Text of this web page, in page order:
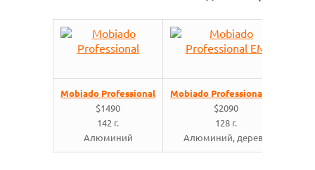
Mobiado Professional
$1490
142 г.
Алюминий
Mobiado Professional EM
$2090
128 г.
Алюминий, дерево